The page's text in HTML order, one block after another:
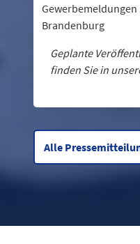
Gewerbemeldungen
Brandenburg
Geplante
finden Sie in
Alle